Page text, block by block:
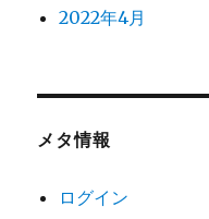
2022年4月
メタ情報
ログイン